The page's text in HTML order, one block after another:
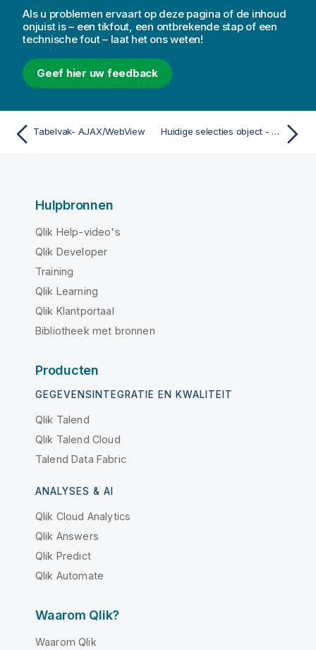
Als u problemen ervaart op deze pagina of de inhoud
onjuist is – een tikfout, een ontbrekende stap of een
technische fout – laat het ons weten!
Geef hier uw feedback
Tabelvak- AJAX/WebView Huidige selecties object - AJAX/WebView
Hulpbronnen
Qlik Help-video's
Qlik Developer
Training
Qlik Learning
Qlik Klantportaal
Bibliotheek met bronnen
Producten
GEGEVENSINTEGRATIE EN KWALITEIT
Qlik Talend
Qlik Talend Cloud
Talend Data Fabric
ANALYSES & AI
Qlik Cloud Analytics
Qlik Answers
Qlik Predict
Qlik Automate
Waarom Qlik?
Waarom Qlik